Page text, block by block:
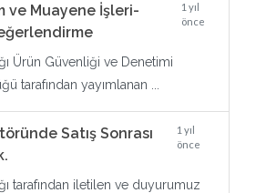
ve Muayene İşleri-
1 yıl
önce
Ürün Güvenliği ve Denetimi
tarafından yayımlanan ...
Satış Sonrası
1 yıl
önce
tarafından iletilen ve duyurumuz